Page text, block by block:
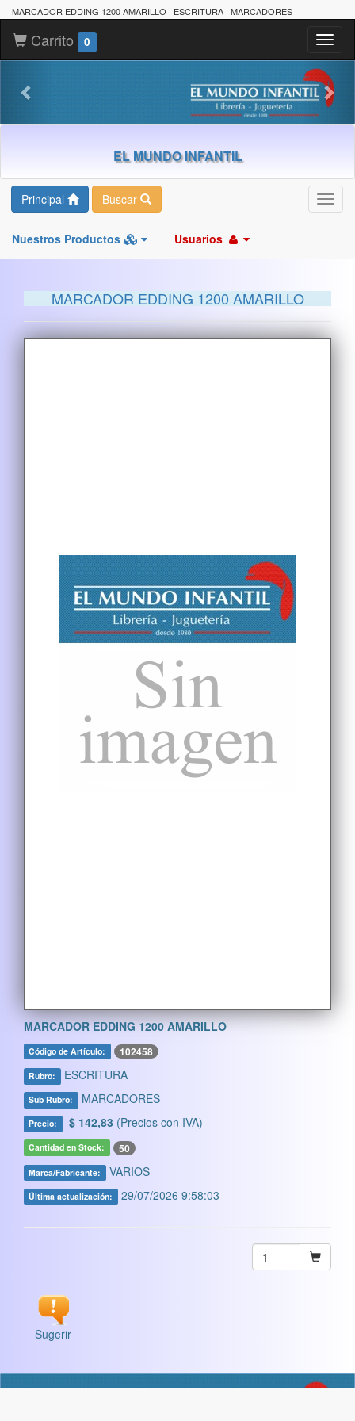
MARCADOR EDDING 1200 AMARILLO | ESCRITURA | MARCADORES
Carrito 0
EL MUNDO INFANTIL
Principal Buscar
Nuestros Productos Usuarios
MARCADOR EDDING 1200 AMARILLO
MARCADOR EDDING 1200 AMARILLO
Código de Artículo: 102458
Rubro: ESCRITURA
Sub Rubro: MARCADORES
Precio: $ 142,83 (Precios con IVA)
Cantidad en Stock: 50
Marca/Fabricante: VARIOS
Última actualización: 29/07/2026 9:58:03
Sugerir